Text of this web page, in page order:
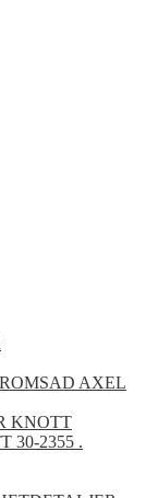
AXEL
KNOTT
30-2355 .